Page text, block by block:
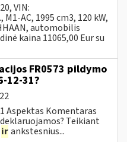
VIN:
AC, 1995 cm3, 120 kW,
automobilis
kaina 11065,00 Eur su
FR0573 pildymo
12-31?
Aspektas Komentaras
Teikiant
irankstesnius...